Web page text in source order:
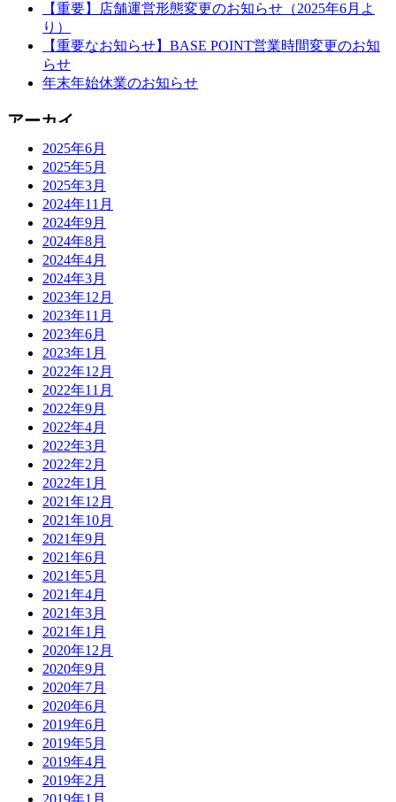
【重要】店舗運営形態変更のお知らせ（2025年6月よ
り）
【重要なお知らせ】BASE POINT営業時間変更のお知
らせ
年末年始休業のお知らせ
2025年6月
2025年5月
2025年3月
2024年11月
2024年9月
2024年8月
2024年4月
2024年3月
2023年12月
2023年11月
2023年6月
2023年1月
2022年12月
2022年11月
2022年9月
2022年4月
2022年3月
2022年2月
2022年1月
2021年12月
2021年10月
2021年9月
2021年6月
2021年5月
2021年4月
2021年3月
2021年1月
2020年12月
2020年9月
2020年7月
2020年6月
2019年6月
2019年5月
2019年4月
2019年2月
2019年1月